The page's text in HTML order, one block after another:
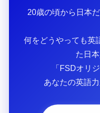
20歳の頃から日本
何をどうやっても英
た日
「FSDオリ
あなたの英語